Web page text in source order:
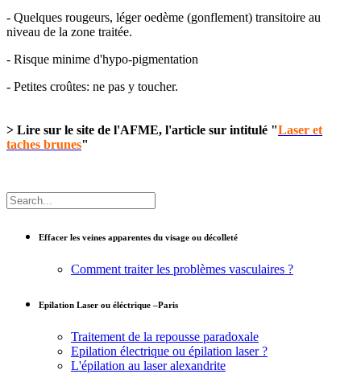
- Quelques rougeurs, léger oedème (gonflement) transitoire au
niveau de la zone traitée.
- Risque minime d'hypo-pigmentation
- Petites croûtes: ne pas y toucher.
> Lire sur le site de l'AFME, l'article sur intitulé "Laser et
taches brunes"
Effacer les veines apparentes du visage ou décolleté
Comment traiter les problèmes vasculaires ?
Epilation Laser ou éléctrique –Paris
Traitement de la repousse paradoxale
Epilation électrique ou épilation laser ?
L'épilation au laser alexandrite